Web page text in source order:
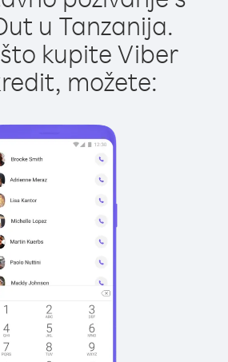
u Tanzanija.
kupite Viber
možete: